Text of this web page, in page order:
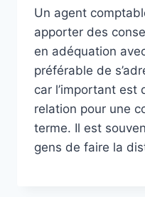
Un agent
apporter des
en adéquation
préférable de
car l’important est
relation pour une
terme. Il est
gens de faire la